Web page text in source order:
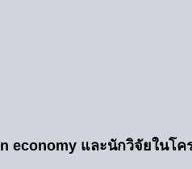
และนักวิจัยในโคร